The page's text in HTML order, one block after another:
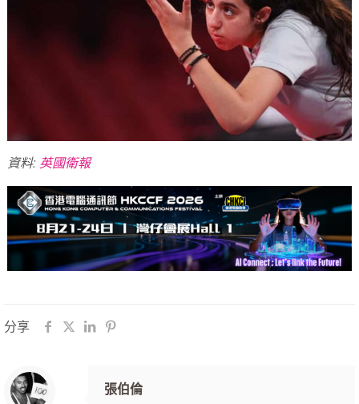
資料: 英國衛報
分享
張伯倫